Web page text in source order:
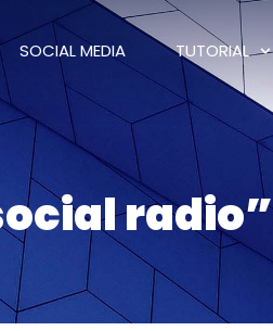
SOCIAL MEDIA TUTORIAL
radio”